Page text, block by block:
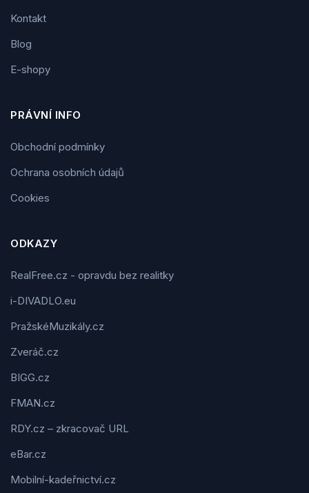
Kontakt
Blog
E-shopy
PRÁVNÍ INFO
Obchodní podmínky
Ochrana osobních údajů
Cookies
ODKAZY
RealFree.cz - opravdu bez realitky
i-DIVADLO.eu
PražskéMuzikály.cz
Zveráč.cz
BIGG.cz
FMAN.cz
RDY.cz – zkracovač URL
eBar.cz
Mobilní-kadeřnictví.cz